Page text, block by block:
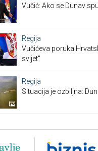
Vučić: Ako se Dunav
Regija
Vučićeva poruka
svijet"
Regija
Situacija je ozbiljna: